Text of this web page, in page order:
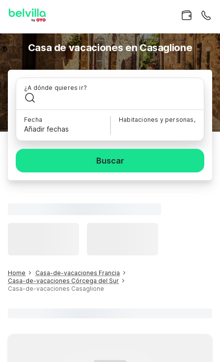
Casa de vacaciones en Casaglione
¿A dónde quieres ir?
Fecha
Añadir fechas
Habitaciones y personas,
Buscar
Home
Casa-de-vacaciones Francia
Casa-de-vacaciones Córcega del Sur
Casa-de-vacaciones Casaglione